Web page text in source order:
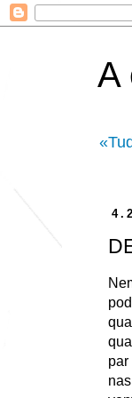
A
par